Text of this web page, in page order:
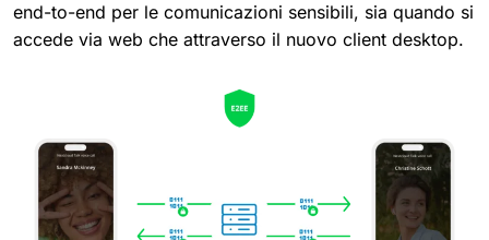
end-to-end per le comunicazioni sensibili, sia quando si
accede via web che attraverso il nuovo client desktop.